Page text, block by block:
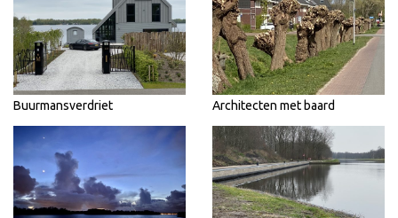
Buurmansverdriet Architecten met baard